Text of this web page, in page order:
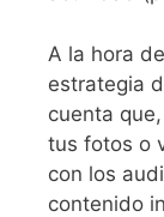
A la hora
estrategia
cuenta
tus fotos o
con los
contenido